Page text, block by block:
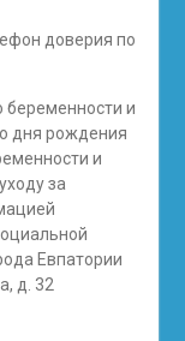
доверия по
и
дня рождения
и
за
Евпатории
д. 32